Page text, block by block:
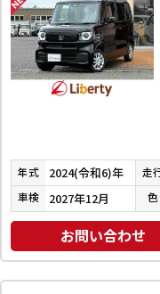
年式 2024(令和6)年 走
車検 2027年12月 色
お問い合わせ